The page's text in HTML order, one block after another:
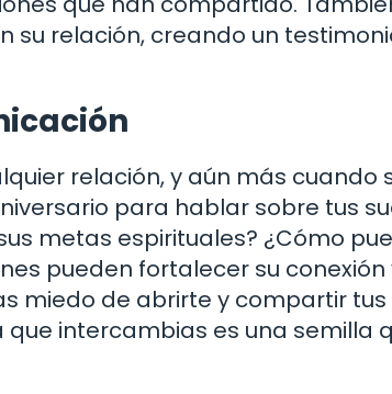
su relación, creando un
relación, y aún más cuando
para hablar sobre tus
metas espirituales? ¿Cómo
pueden fortalecer su
miedo de abrirte y compartir
intercambias es una semilla